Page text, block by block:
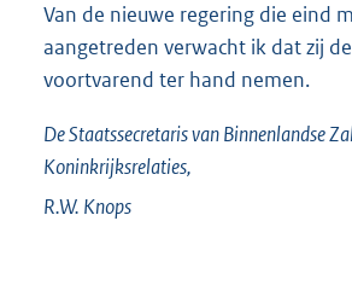
Van de nieuwe regering die eind
aangetreden verwacht ik dat zij
voortvarend ter hand nemen.
De Staatssecretaris van Binnenlandse
Koninkrijksrelaties,
R.W. Knops